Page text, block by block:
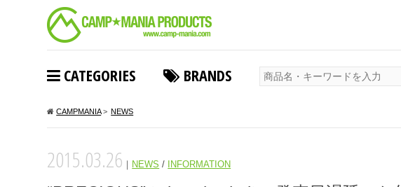
CATEGORIES BRANDS
CAMPMANIA> NEWS
2015.03.26 ｜ NEWS / INFORMATION